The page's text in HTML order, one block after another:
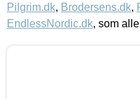
Pilgrim.dk, Brodersens.dk,
EndlessNordic.dk, som